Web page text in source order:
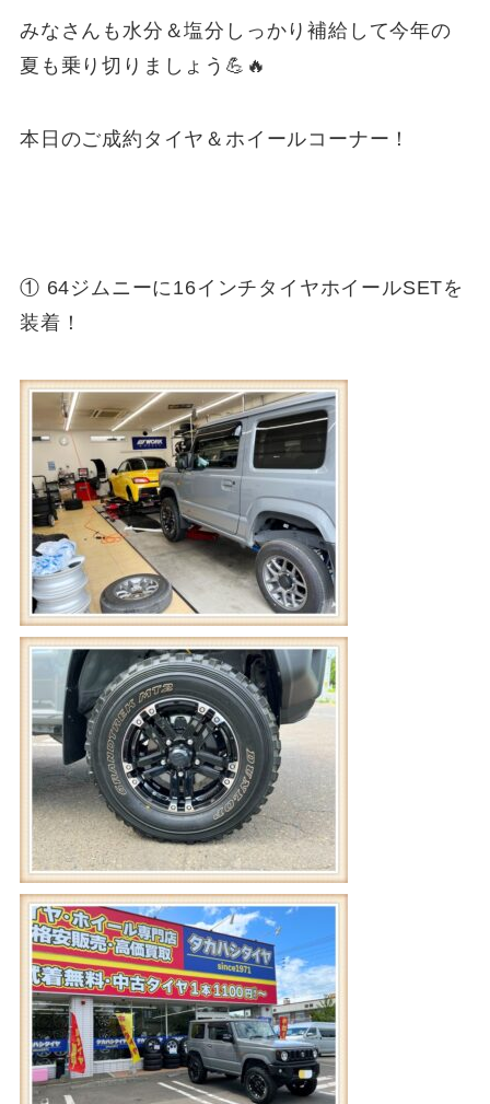
みなさんも水分＆塩分しっかり補給して今年の
夏も乗り切りましょう💪🔥
本日のご成約タイヤ＆ホイールコーナー！
① 64ジムニーに16インチタイヤホイールSETを
装着！